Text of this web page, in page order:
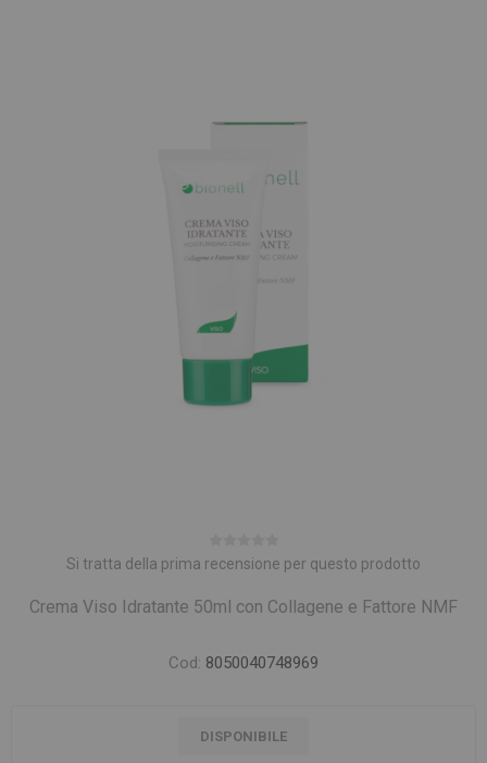
Si tratta della prima recensione per questo prodotto
Crema Viso Idratante 50ml con Collagene e Fattore NMF
Cod: 8050040748969
DISPONIBILE